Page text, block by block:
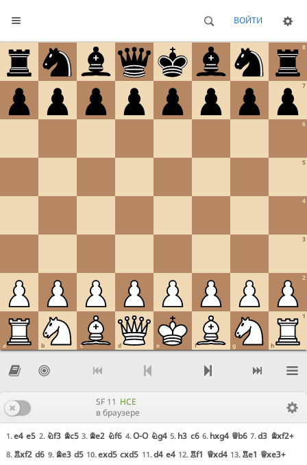
ВОЙТИ
1
2
3
4
5
6
7
8
a b c d e f g h
SF 11 HCE
в браузере
1.e4 e5 2. Nf3 Bc5 3. Be2 Nf6 4.O-O Ng4 5. h3 c6 6. hxg4 Qb6 7.d3 Bxf2+
8. Rxf2 d6 9. Be3 d5 10.exd5 cxd5 11.d4 e4 12. Rf1 Qxd4 13. Re1 Qxe3+